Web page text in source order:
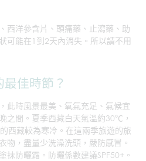
西洋參含片、頭痛藥、止瀉藥、助
可能在1到2天內消失。所以請不用
佳時節？
此時風景最美、氧氣充足、氣候宜
之間。夏季西藏白天氣溫約30℃，
西藏較為寒冷。在這兩季旅遊的旅
物，盡量少洗澡洗頭，嚴防感冒。
抹防曬霜。防曬係數建議SPF50+。